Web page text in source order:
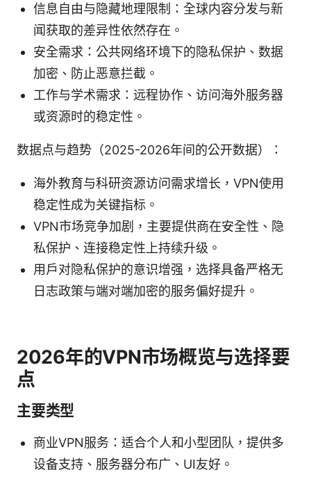
信息自由与隐藏地理限制：全球内容分发与新
闻获取的差异性依然存在。
安全需求：公共网络环境下的隐私保护、数据
加密、防止恶意拦截。
工作与学术需求：远程协作、访问海外服务器
或资源时的稳定性。
数据点与趋势（2025-2026年间的公开数据）：
海外教育与科研资源访问需求增长，VPN使用
稳定性成为关键指标。
VPN市场竞争加剧，主要提供商在安全性、隐
私保护、连接稳定性上持续升级。
用户对隐私保护的意识增强，选择具备严格无
日志政策与端对端加密的服务偏好提升。
2026年的VPN市场概览与选择要
点
主要类型
商业VPN服务：适合个人和小型团队，提供多
设备支持、服务器分布广、UI友好。